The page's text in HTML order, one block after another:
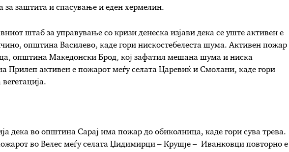
за заштита и спасување и еден хермелин.
штаб за управување со кризи денеска изјави дека се уште активен е
општина Василево, каде гори нискостебелеста шума. Активен пожар
општина Македонски Брод, кој зафатил мешана шума и ниска
Прилеп активен е пожарот меѓу селата Царевиќ и Смолани, каде гори
дека во општина Сарај има пожар до обиколница, каде гори сува трева.
во Велес меѓу селата Џидимирци – Крушје – Иванковци повторно е